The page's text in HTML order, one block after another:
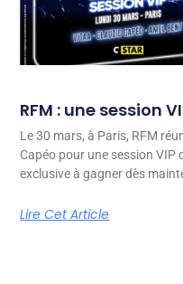
RFM : une session
Le 30 mars, à Paris, RFM
Capéo pour une session VIP
exclusive à gagner dès
Lire Cet Article